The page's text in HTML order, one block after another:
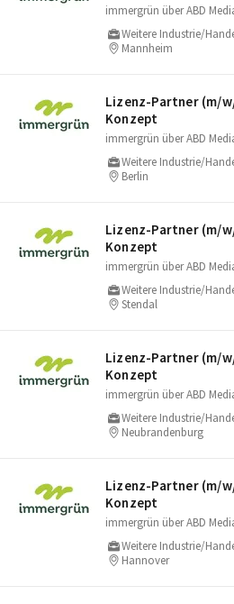
immergrün über ABD
Weitere Industrie/
Mannheim
Lizenz-Partner (m/​
Konzept
immergrün über ABD
Weitere Industrie/
Berlin
Lizenz-Partner (m/​
Konzept
immergrün über ABD
Weitere Industrie/
Stendal
Lizenz-Partner (m/​
Konzept
immergrün über ABD
Weitere Industrie/
Neubrandenburg
Lizenz-Partner (m/​
Konzept
immergrün über ABD
Weitere Industrie/
Hannover